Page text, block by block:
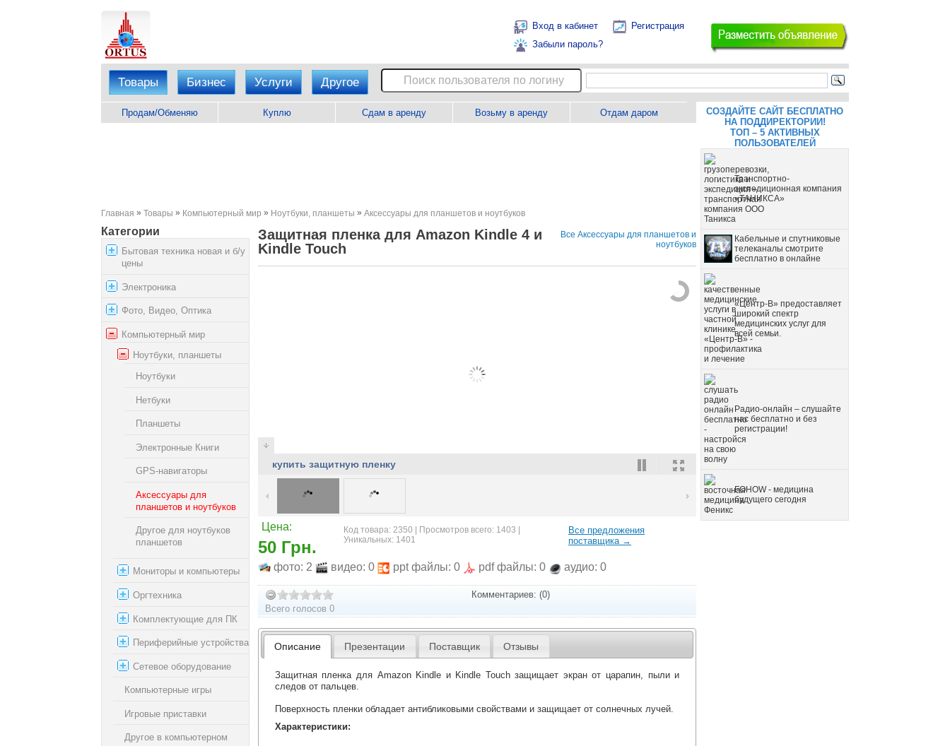
Вход в кабинет
Регистрация
Забыли пароль?
Товары Бизнес Услуги Другое
Продам/Обменяю Куплю Сдам в аренду Возьму в аренду Отдам даром
Главная » Товары » Компьютерный мир » Ноутбуки, планшеты » Аксессуары для планшетов и ноутбуков
Категории
Бытовая техника новая и б/у
цены
Электроника
Фото, Видео, Оптика
Компьютерный мир
Ноутбуки, планшеты
Ноутбуки
Нетбуки
Планшеты
Электронные Книги
GPS-навигаторы
Аксессуары для
планшетов и ноутбуков
Другое для ноутбуков
планшетов
Мониторы и компьютеры
Оргтехника
Комплектующие для ПК
Периферийные устройства
Сетевое оборудование
Компьютерные игры
Игровые приставки
Другое в компьютерном
Защитная пленка для Amazon Kindle 4 и
Kindle Touch
Все Аксессуары для планшетов и
ноутбуков
купить защитную пленку
Цена:
50 Грн.
Код товара: 2350 | Просмотров всего: 1403 |
Уникальных: 1401
Все предложения
поставщика →
фото: 2 видео: 0 ppt файлы: 0 pdf файлы: 0 аудио: 0
Всего голосов 0
Комментариев: (0)
Описание Презентации Поставщик Отзывы
Защитная пленка для Amazon Kindle и Kindle Touch защищает экран от царапин, пыли и
следов от пальцев.
Поверхность пленки обладает антибликовыми свойствами и защищает от солнечных лучей.
Характеристики:
СОЗДАЙТЕ САЙТ БЕСПЛАТНО
НА ПОДДИРЕКТОРИИ!
ТОП – 5 АКТИВНЫХ
ПОЛЬЗОВАТЕЛЕЙ
Транспортно-
экспедиционная компания
«ТАНИКСА»
Кабельные и спутниковые
телеканалы смотрите
бесплатно в онлайне
«Центр-В» предоставляет
широкий спектр
медицинских услуг для
всей семьи.
Радио-онлайн – слушайте
нас бесплатно и без
регистрации!
FOHOW - медицина
будущего сегодня